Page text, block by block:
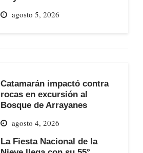
agosto 5, 2026
Catamarán impactó contra
rocas en excursión al
Bosque de Arrayanes
agosto 4, 2026
La Fiesta Nacional de la